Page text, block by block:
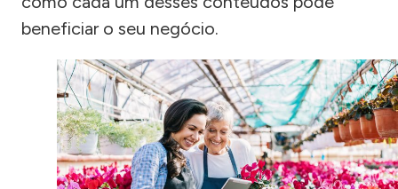
beneficiar o seu negócio.